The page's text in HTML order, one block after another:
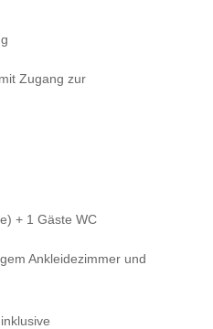
Zugang zur
+ 1 Gäste WC
Ankleidezimmer und